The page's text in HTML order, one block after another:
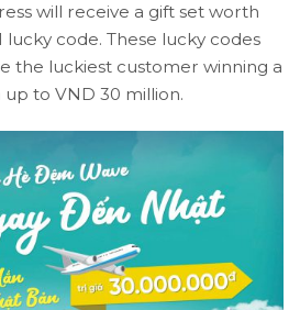
will receive a gift set worth
lucky code. These lucky codes
the luckiest customer winning a
to VND 30 million.